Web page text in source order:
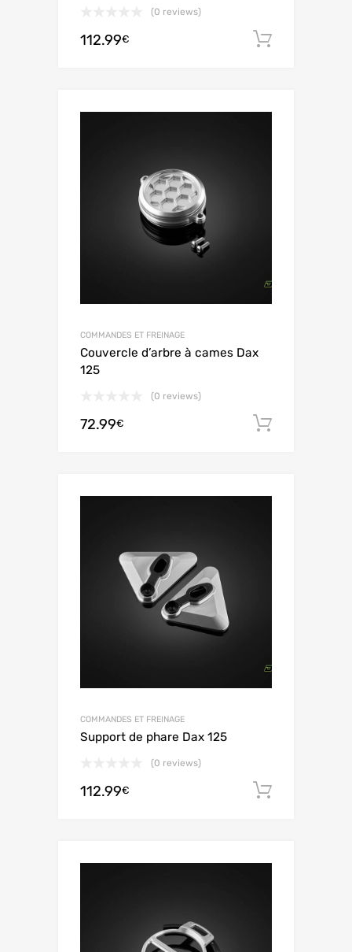
(0 reviews)
112.99€
COMMANDES ET FREINAGE
Couvercle d’arbre à cames Dax
125
(0 reviews)
72.99€
COMMANDES ET FREINAGE
Support de phare Dax 125
(0 reviews)
112.99€